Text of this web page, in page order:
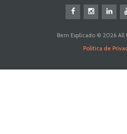
Bem Explicado © 2026 All
Política de